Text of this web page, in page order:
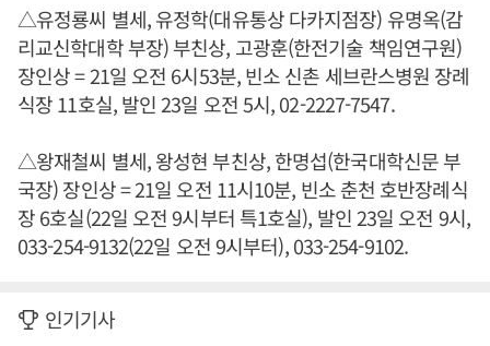
△유정룡씨 별세, 유정학(대유통상 다카지점장) 유명옥(감
리교신학대학 부장) 부친상, 고광훈(한전기술 책임연구원)
장인상 = 21일 오전 6시53분, 빈소 신촌 세브란스병원 장례
식장 11호실, 발인 23일 오전 5시, 02-2227-7547.
△왕재철씨 별세, 왕성현 부친상, 한명섭(한국대학신문 부
국장) 장인상 = 21일 오전 11시10분, 빈소 춘천 호반장례식
장 6호실(22일 오전 9시부터 특1호실), 발인 23일 오전 9시,
033-254-9132(22일 오전 9시부터), 033-254-9102.
인기기사